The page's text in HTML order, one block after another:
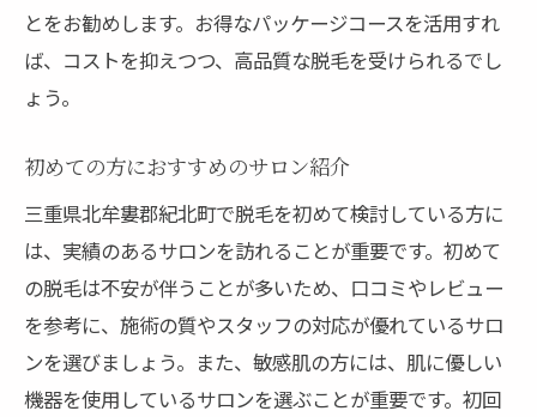
とをお勧めします。お得なパッケージコースを活用すれ
ば、コストを抑えつつ、高品質な脱毛を受けられるでし
ょう。
初めての方におすすめのサロン紹介
三重県北牟婁郡紀北町で脱毛を初めて検討している方に
は、実績のあるサロンを訪れることが重要です。初めて
の脱毛は不安が伴うことが多いため、口コミやレビュー
を参考に、施術の質やスタッフの対応が優れているサロ
ンを選びましょう。また、敏感肌の方には、肌に優しい
機器を使用しているサロンを選ぶことが重要です。初回